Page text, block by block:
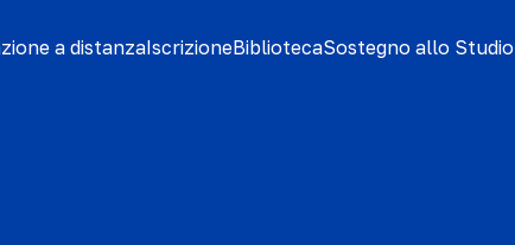
a distanzaIscrizioneBibliotecaSostegno allo Studio